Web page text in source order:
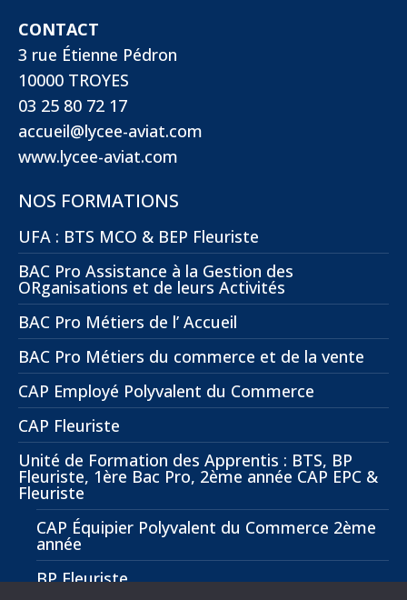
CONTACT
3 rue Étienne Pédron
10000 TROYES
03 25 80 72 17
accueil@lycee-aviat.com
www.lycee-aviat.com
NOS FORMATIONS
UFA : BTS MCO & BEP Fleuriste
BAC Pro Assistance à la Gestion des
ORganisations et de leurs Activités
BAC Pro Métiers de l’ Accueil
BAC Pro Métiers du commerce et de la vente
CAP Employé Polyvalent du Commerce
CAP Fleuriste
Unité de Formation des Apprentis : BTS, BP
Fleuriste, 1ère Bac Pro, 2ème année CAP EPC &
Fleuriste
CAP Équipier Polyvalent du Commerce 2ème
année
BP Fleuriste